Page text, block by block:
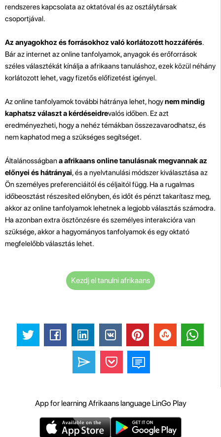
rendszeres kapcsolata az oktatóval és az osztálytársak
csoportjával.
Az anyagokhoz és forrásokhoz való korlátozott hozzáférés.
Bár az internet az online tanfolyamok, anyagok és erőforrások
széles választékát kínálja a afrikaans tanuláshoz, ezek közül néhány
korlátozott lehet, vagy fizetős előfizetést igényel.
Az online tanfolyamok további hátránya lehet, hogynem mindig
kaphatsz választ a kérdéseidrevalós időben. Ez azt
eredményezheti, hogy a nehéz témákban összezavarodhatsz, és
nem kaphatod meg a szükséges segítséget.
Általánosságbana afrikaans online tanulásnak megvannak az
előnyei és hátrányai, és a nyelvtanulási módszer kiválasztása az
Ön személyes preferenciáitól és céljaitól függ. Ha a rugalmas
időbeosztást részesíted előnyben, és időt és pénzt takarítasz meg,
akkor az online tanfolyamok lehetnek a legjobb választás számodra.
Ha azonban extra ösztönzésre és személyes interakcióra van
szüksége, akkor a hagyományos tanfolyamok és egy oktató
megfelelőbb választás lehet.
Kezdj el tanulni afrikaans
App for learning Afrikaans language LinGo Play